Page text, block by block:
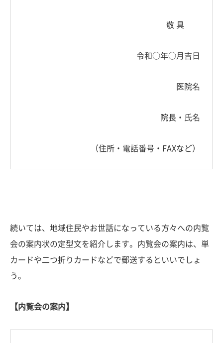
敬 具
令和○年○月吉日
医院名
院長・氏名
（住所・電話番号・FAXなど）
続いては、地域住民やお世話になっている方々への内覧
会の案内状の定型文を紹介します。内覧会の案内は、単
カードや二つ折りカードなどで郵送するといいでしょ
う。
【内覧会の案内】